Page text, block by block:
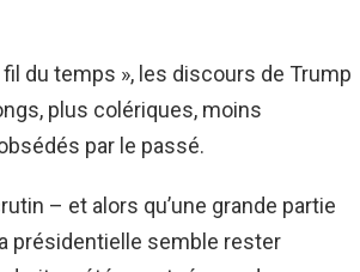
fil du temps », les discours de Trump
plus colériques, moins
par le passé.
– et alors qu’une grande partie
présidentielle semble rester